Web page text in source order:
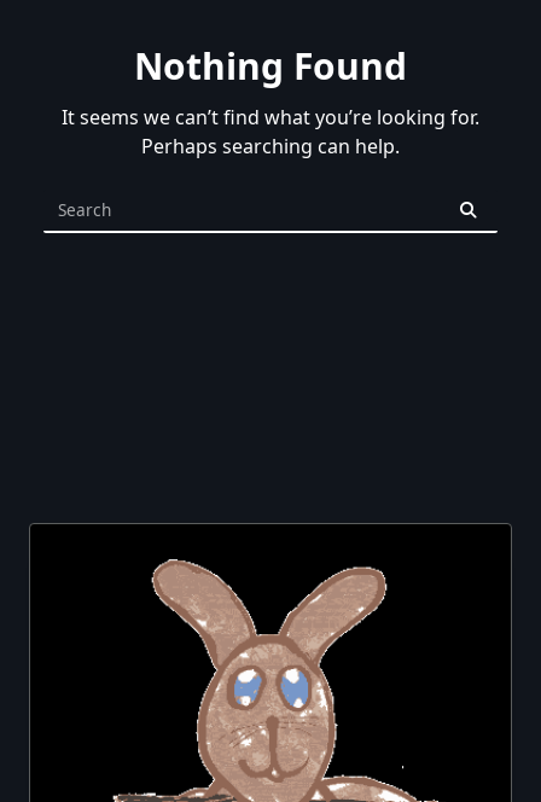
Nothing Found
It seems we can’t find what you’re looking for.
Perhaps searching can help.
Search